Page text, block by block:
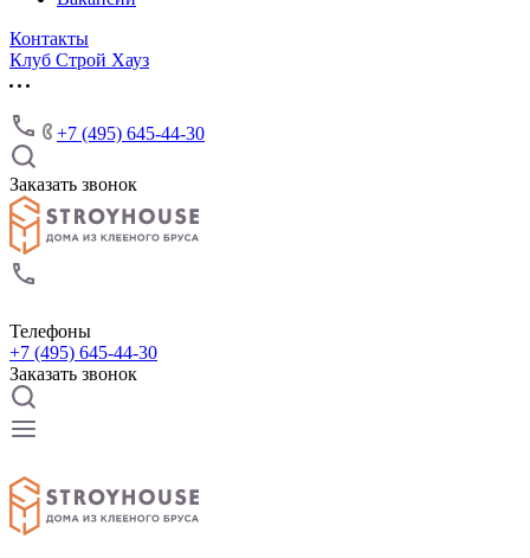
Контакты
Клуб Строй Хауз
+7 (495) 645-44-30
Заказать звонок
Телефоны
+7 (495) 645-44-30
Заказать звонок